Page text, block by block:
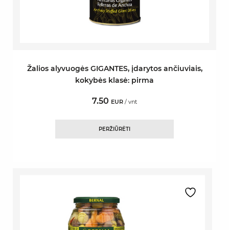
Žalios alyvuogės GIGANTES, įdarytos ančiuviais,
kokybės klasė: pirma
7.50 EUR / vnt
PERŽIŪRĖTI